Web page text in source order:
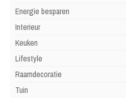
Energie besparen
Interieur
Keuken
Lifestyle
Raamdecoratie
Tuin